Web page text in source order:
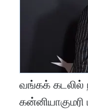
வங்கக் கடலில்